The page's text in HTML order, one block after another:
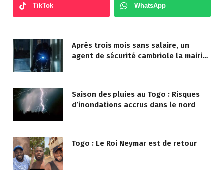
TikTok WhatsApp
Après trois mois sans salaire, un
agent de sécurité cambriole la mairie
Saison des pluies au Togo : Risques
d’inondations accrus dans le nord
Togo : Le Roi Neymar est de retour